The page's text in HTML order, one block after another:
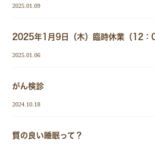
2025.01.09
2025年1月9日（木）臨時休業（12
2025.01.06
がん検診
2024.10.18
質の良い睡眠って？